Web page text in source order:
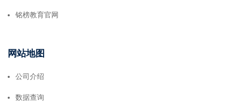
铭榜教育官网
网站地图
公司介绍
数据查询